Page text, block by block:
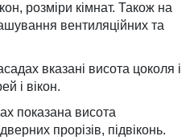
розміри кімнат. Також на
вентиляційних та
вказані висота цоколя і
і вікон.
показана висота
прорізів, підвіконь.